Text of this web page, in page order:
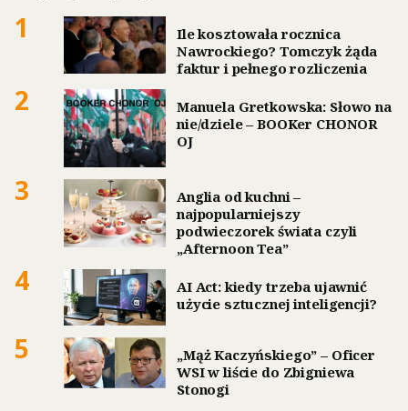
1
Ile kosztowała rocznica
Nawrockiego? Tomczyk żąda
faktur i pełnego rozliczenia
2
Manuela Gretkowska: Słowo na
nie/dziele – BOOKer CHONOR
OJ
3
Anglia od kuchni –
najpopularniejszy
podwieczorek świata czyli
„Afternoon Tea”
4
AI Act: kiedy trzeba ujawnić
użycie sztucznej inteligencji?
5
„Mąż Kaczyńskiego” – Oficer
WSI w liście do Zbigniewa
Stonogi